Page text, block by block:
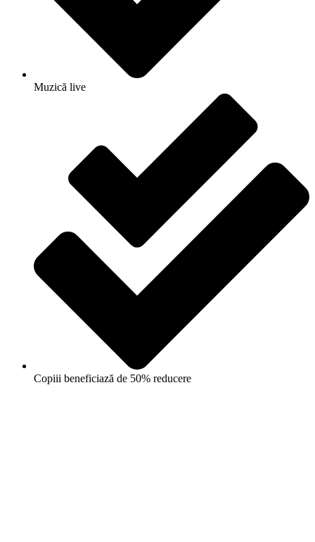
Muzică live
Copiii beneficiază de 50% reducere